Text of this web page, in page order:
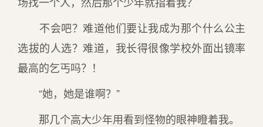
不会吧？难道他们要让我成为那个什么公主
选拔的人选？难道，我长得很像学校外面出镜率
最高的乞丐吗？！
“她，她是谁啊？”
那几个高大少年用看到怪物的眼神瞪着我。